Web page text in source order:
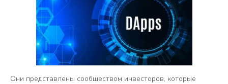
Они представлены сообществом инвесторов, которые